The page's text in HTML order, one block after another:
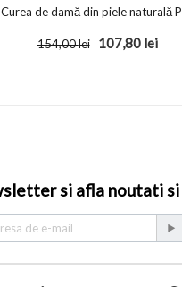
154,00lei 107,80 lei
si afla noutati